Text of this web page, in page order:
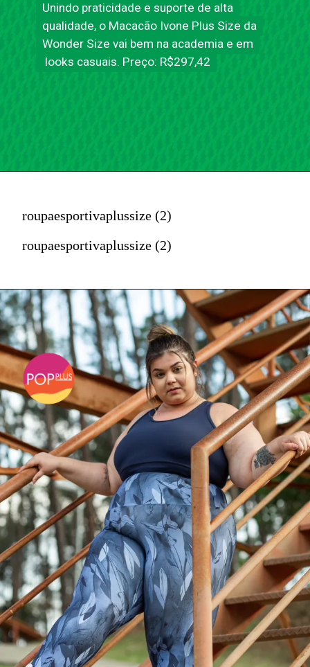
Unindo praticidade e suporte de alta
qualidade, o Macacão Ivone Plus Size da
Wonder Size vai bem na academia e em
looks casuais. Preço: R$297,42
Unindo praticidade e suporte de alta
qualidade, o Macacão Ivone Plus Size da
Wonder Size vai bem na academia e em
looks casuais. Preço: R$297,42
roupaesportivaplussize (2)
roupaesportivaplussize (2)